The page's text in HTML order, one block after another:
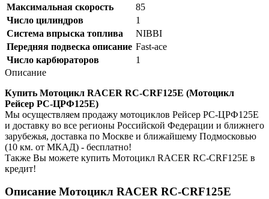
Максимальная скорость
85
Число цилиндров
1
Система впрыска топлива
NIBBI
Передняя подвеска описание Fast-ace
Число карбюраторов
1
Описание
Купить Мотоцикл RACER RC-CRF125E (Мотоцикл
Рейсер РС-ЦРФ125Е)
Мы осуществляем продажу мотоциклов Рейсер РС-ЦРФ125Е
и доставку во все регионы Российской Федерации и ближнего
зарубежья, доставка по Москве и ближайшему Подмосковью
(10 км. от МКАД) - бесплатно!
Также Вы можете купить Мотоцикл RACER RC-CRF125E в
кредит!
Описание Мотоцикл RACER RC-CRF125E